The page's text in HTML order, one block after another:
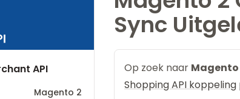
API
Magento 2
Sync
Op zoek naar Magento
Shopping API koppeling